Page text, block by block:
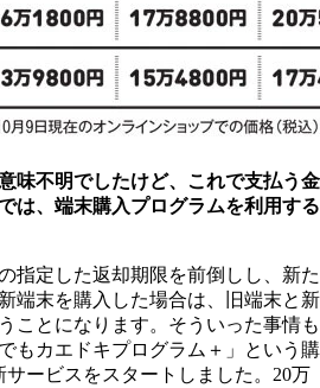
不明でしたけど、これで支払う金
は、端末購入プログラムを利用する
定した返却期限を前倒しし、新た
端末を購入した場合は、旧端末と新
ことになります。そういった事情も
もカエドキプログラム＋」という購
サービスをスタートしました。20万